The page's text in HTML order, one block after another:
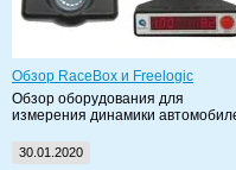
Обзор RaceBox и Freelogic
Обзор оборудования для
измерения динамики
30.01.2020